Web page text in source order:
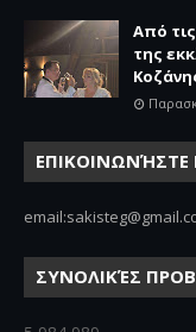
Από
της
ΣΥΝΟΛΙΚΈΣ